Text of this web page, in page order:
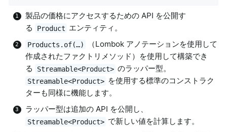
製品の価格にアクセスするための API を公開す
る
Product エンティティ。
Products.of(…)
（Lombok アノテーションを使用して
作成されたファクトリメソッド）を使用して構築でき
る
Streamable<Product> のラッパー型。
Streamable<Product> を使用する標準のコンストラク
ターも同様に機能します。
ラッパー型は追加の API を公開し、
Streamable<Product> で新しい値を計算します。